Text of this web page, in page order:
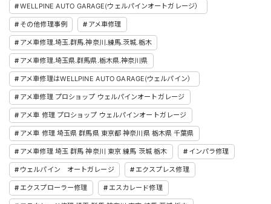
WELLPINE AUTO GARAGE(ウェルパインオートガレージ）
その他修理事例 アメ車修理
アメ車修理.埼玉.群馬.神奈川.練馬.茨城.栃木
アメ車修理.埼玉県.群馬県.栃木県.神奈川県
アメ車修理はWELLPINE AUTO GARAGE(ウェルパイン）
アメ車修理 プロショップ ウェルパインオートガレージ
アメ車 修理 プロショップ ウェルパインオートガレージ
アメ車 修理 埼玉県 群馬県 東京都 神奈川県 栃木県 千葉県
アメ車修理 埼玉 群馬 神奈川 東京 練馬 茨城 栃木 インパラ修理
ウェルパイン オートガレージ エクスプレス修理
エクスプローラー修理 エスカレード修理